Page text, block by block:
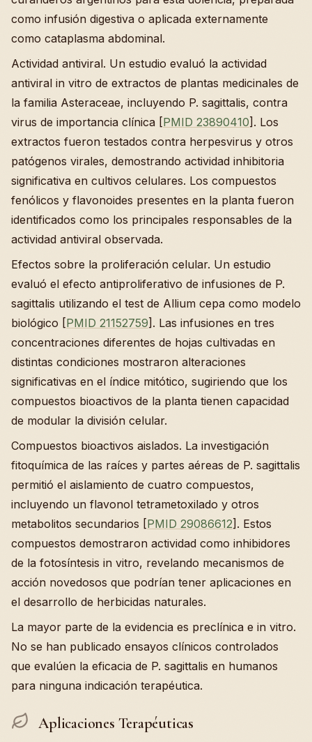
como infusión digestiva o aplicada externamente
como cataplasma abdominal.
Actividad antiviral. Un estudio evaluó la actividad
antiviral in vitro de extractos de plantas medicinales de
la familia Asteraceae, incluyendo P. sagittalis, contra
virus de importancia clínica [PMID 23890410]. Los
extractos fueron testados contra herpesvirus y otros
patógenos virales, demostrando actividad inhibitoria
significativa en cultivos celulares. Los compuestos
fenólicos y flavonoides presentes en la planta fueron
identificados como los principales responsables de la
actividad antiviral observada.
Efectos sobre la proliferación celular. Un estudio
evaluó el efecto antiproliferativo de infusiones de P.
sagittalis utilizando el test de Allium cepa como modelo
biológico [PMID 21152759]. Las infusiones en tres
concentraciones diferentes de hojas cultivadas en
distintas condiciones mostraron alteraciones
significativas en el índice mitótico, sugiriendo que los
compuestos bioactivos de la planta tienen capacidad
de modular la división celular.
Compuestos bioactivos aislados. La investigación
fitoquímica de las raíces y partes aéreas de P. sagittalis
permitió el aislamiento de cuatro compuestos,
incluyendo un flavonol tetrametoxilado y otros
metabolitos secundarios [PMID 29086612]. Estos
compuestos demostraron actividad como inhibidores
de la fotosíntesis in vitro, revelando mecanismos de
acción novedosos que podrían tener aplicaciones en
el desarrollo de herbicidas naturales.
La mayor parte de la evidencia es preclínica e in vitro.
No se han publicado ensayos clínicos controlados
que evalúen la eficacia de P. sagittalis en humanos
para ninguna indicación terapéutica.
Aplicaciones Terapéuticas